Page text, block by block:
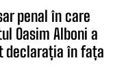
penal în care
Oasim Alboni a
declarația în fața